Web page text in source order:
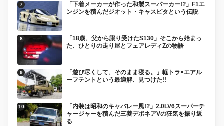
「下着メーカーが作った和製スーパーカー!?」F1エ
ンジンを積んだジオット・キャスピタという伝説
「18歳、父から譲り受けたS130」そこから始まっ
た、ひとりの走り屋とフェアレディZの物語
「遊び尽くして、そのまま寝る。」軽トラ×エアル
ーフテントという最適解、見つけた!!
「内装は昭和のキャバレー風!?」2.0LV6スーパーチ
ャージャーを積んだ三菱デボネアVの狂気を振り返
る